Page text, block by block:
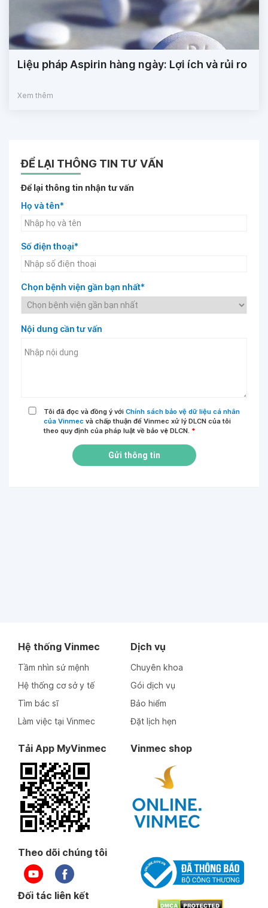
Liệu pháp Aspirin hàng ngày: Lợi ích và rủi ro
Xem thêm
ĐỂ LẠI THÔNG TIN TƯ VẤN
Để lại thông tin nhận tư vấn
Họ và tên*
Số điện thoại*
Chọn bệnh viện gần bạn nhất*
Nội dung cần tư vấn
Tôi đã đọc và đồng ý với Chính sách bảo vệ dữ liệu cá nhân
của Vinmec và chấp thuận để Vinmec xử lý DLCN của tôi
theo quy định của pháp luật về bảo vệ DLCN. *
Gửi thông tin
Hệ thống Vinmec
Tầm nhìn sứ mệnh
Hệ thống cơ sở y tế
Tìm bác sĩ
Làm việc tại Vinmec
Dịch vụ
Chuyên khoa
Gói dịch vụ
Bảo hiểm
Đặt lịch hẹn
Tải App MyVinmec Vinmec shop
Theo dõi chúng tôi
Đối tác liên kết